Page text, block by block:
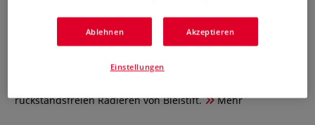
CLOWN Radiergummi, rot
rückstandsfreien Radieren von Bleistift.
Mehr
Ablehnen Akzeptieren
Einstellungen